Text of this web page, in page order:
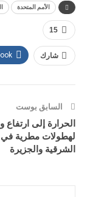
الأمم المتحدة
15
شارك
السابق بوست
الحرارة إلى
لهطولات مطرية
الشرقية والجزيرة